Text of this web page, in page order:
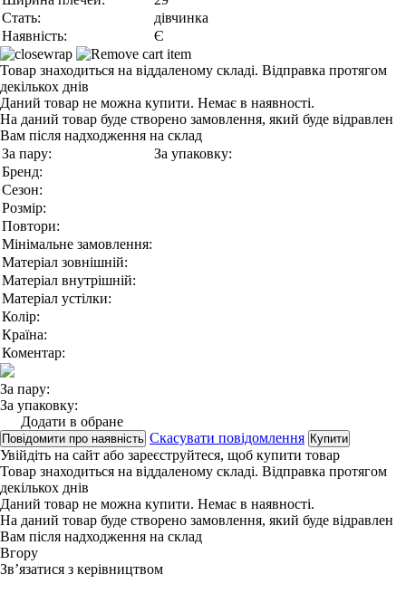
Стать:
дівчинка
Наявність:
Є
Товар знаходиться на віддаленому складі. Відправка протягом
декількох днів
Даний товар не можна купити. Немає в наявності.
На даний товар буде створено замовлення, який буде відравлен
Вам після надходження на склад
За пару:
За упаковку:
Бренд:
Сезон:
Розмір:
Повтори:
Мінімальне замовлення:
Матеріал зовнішній:
Матеріал внутрішній:
Матеріал устілки:
Колір:
Країна:
Коментар:
За пару:
За упаковку:
Додати в обране
Повідомити про наявність Скасувати повідомлення Купити
Увійдіть на сайт або зареєструйтеся, щоб купити товар
Товар знаходиться на віддаленому складі. Відправка протягом
декількох днів
Даний товар не можна купити. Немає в наявності.
На даний товар буде створено замовлення, який буде відравлен
Вам після надходження на склад
Вгору
Зв’язатися з керівництвом